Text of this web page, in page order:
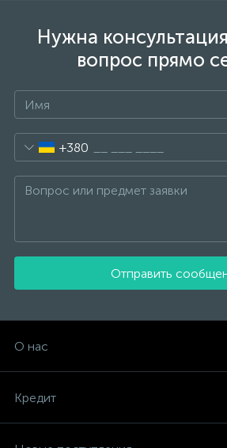
Нужна
вопрос прямо
+380
Отправить
О нас
Кредит